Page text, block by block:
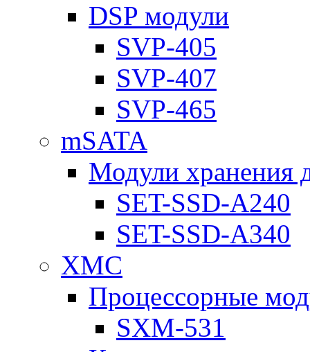
DSP модули
SVP-405
SVP-407
SVP-465
mSATA
Модули хранения
SET-SSD-A240
SET-SSD-A340
XMC
Процессорные
SXM-531